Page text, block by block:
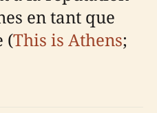
en tant que
(This is Athens;